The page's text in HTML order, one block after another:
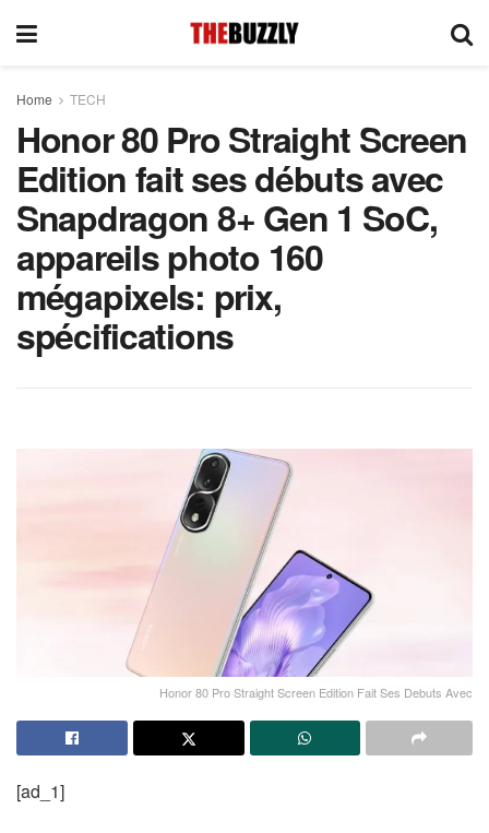
Home TECH
Honor 80 Pro Straight Screen
Edition fait ses débuts avec
Snapdragon 8+ Gen 1 SoC,
appareils photo 160
mégapixels: prix,
spécifications
Honor 80 Pro Straight Screen Edition Fait Ses Debuts Avec
[ad_1]